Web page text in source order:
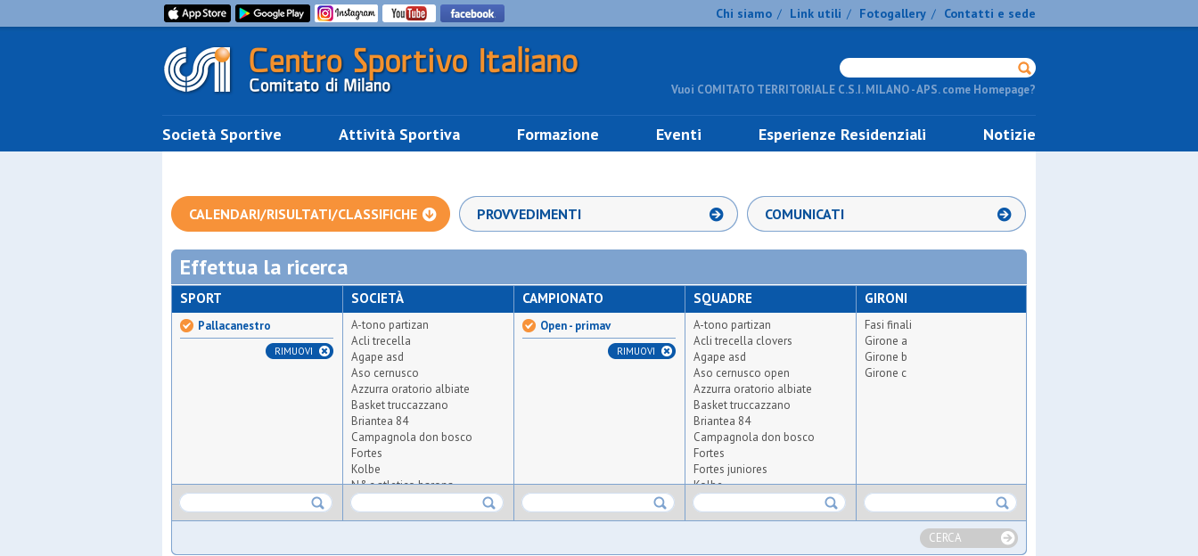
Chi siamo / Link utili / Fotogallery / Contatti e sede
Vuoi COMITATO TERRITORIALE C.S.I. MILANO - APS. come Homepage?
Società Sportive Attività Sportiva Formazione Eventi Esperienze Residenziali Notizie
CALENDARI/RISULTATI/CLASSIFICHE PROVVEDIMENTI COMUNICATI
Effettua la ricerca
SPORT
Pallacanestro
RIMUOVI
SOCIETÀ
A-tono partizan
Acli trecella
Agape asd
Aso cernusco
Azzurra oratorio albiate
Basket truccazzano
Briantea 84
Campagnola don bosco
Fortes
Kolbe
N&c atletico barona
Novate
Osg 2001
CAMPIONATO
Open - primav
RIMUOVI
SQUADRE
A-tono partizan
Acli trecella clovers
Agape asd
Aso cernusco open
Azzurra oratorio albiate
Basket truccazzano
Briantea 84
Campagnola don bosco
Fortes
Fortes juniores
Kolbe
N&c atletico barona
Novate
GIRONI
Fasi finali
Girone a
Girone b
Girone c
CERCA